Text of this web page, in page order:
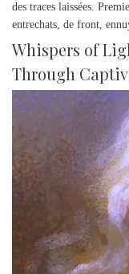
des traces laissées.
entrechats, de front,
Whispers of
Through